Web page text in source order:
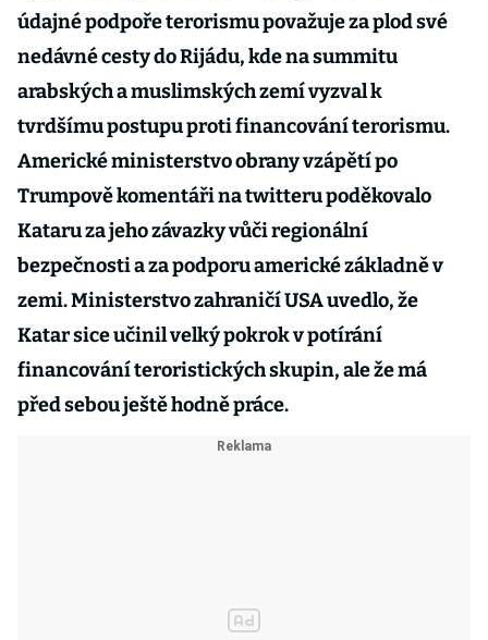
údajné podpoře terorismu považuje za plod své
nedávné cesty do Rijádu, kde na summitu
arabských a muslimských zemí vyzval k
tvrdšímu postupu proti financování terorismu.
Americké ministerstvo obrany vzápětí po
Trumpově komentáři na twitteru poděkovalo
Kataru za jeho závazky vůči regionální
bezpečnosti a za podporu americké základně v
zemi. Ministerstvo zahraničí USA uvedlo, že
Katar sice učinil velký pokrok v potírání
financování teroristických skupin, ale že má
před sebou ještě hodně práce.